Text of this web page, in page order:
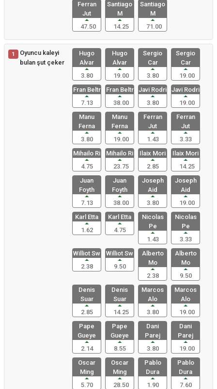
Ferran
Jut
47.50
Santiago
M
14.25
Santiago
M
71.00
1
Oyuncu kaleyi
bulan şut çeker
Hugo
Alvar
3.80
Hugo
Alvar
19.00
Sergio
Car
3.80
Sergio
Car
19.00
Fran Beltr
7.13
Fran Beltr
38.00
Javi Rodri
3.80
Javi Rodri
19.00
Manu
Ferna
3.80
Manu
Ferna
19.00
Ferran
Jut
1.43
Ferran
Jut
3.33
Mihailo Ri
4.75
Mihailo Ri
23.75
Ilaix Mori
2.85
Ilaix Mori
14.25
Juan
Foyth
7.13
Juan
Foyth
38.00
Joseph
Aid
3.80
Joseph
Aid
19.00
Karl Etta
1.62
Karl Etta
4.75
Nicolas
Pe
1.43
Nicolas
Pe
3.33
Williot Sw
2.38
Williot Sw
9.50
Alberto
Mo
2.38
Alberto
Mo
9.50
Denis
Suar
2.85
Denis
Suar
14.25
Marcos
Alo
3.80
Marcos
Alo
19.00
Pape
Gueye
2.14
Pape
Gueye
8.55
Dani
Parej
3.80
Dani
Parej
19.00
Oscar
Ming
5.70
Oscar
Ming
28.50
Pablo
Dura
1.90
Pablo
Dura
7.60